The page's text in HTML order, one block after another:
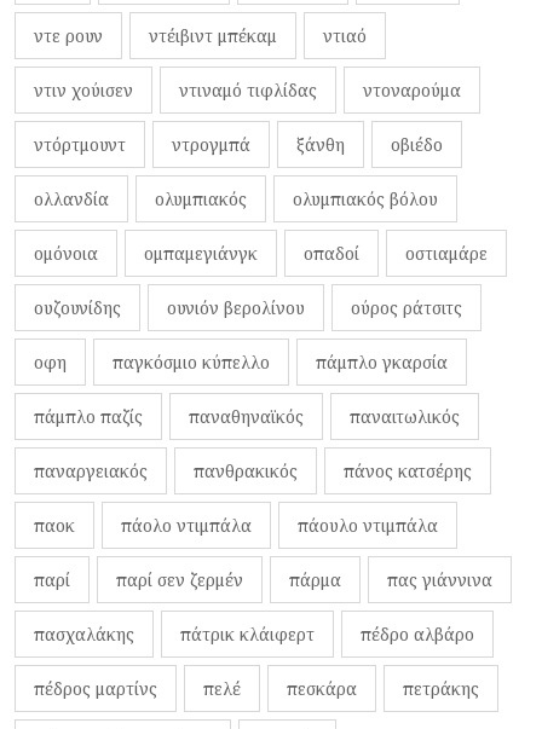
ντε ρουν ντέιβιντ μπέκαμ ντιαό
ντιν χούισεν ντιναμό τιφλίδας ντοναρούμα
ντόρτμουντ ντρογμπά ξάνθη οβιέδο
ολλανδία ολυμπιακός ολυμπιακός βόλου
ομόνοια ομπαμεγιάνγκ οπαδοί οστιαμάρε
ουζουνίδης ουνιόν βερολίνου ούρος ράτσιτς
οφη παγκόσμιο κύπελλο πάμπλο γκαρσία
πάμπλο παζίς παναθηναϊκός παναιτωλικός
παναργειακός πανθρακικός πάνος κατσέρης
παοκ πάολο ντιμπάλα πάουλο ντιμπάλα
παρί παρί σεν ζερμέν πάρμα πας γιάννινα
πασχαλάκης πάτρικ κλάιφερτ πέδρο αλβάρο
πέδρος μαρτίνς πελέ πεσκάρα πετράκης